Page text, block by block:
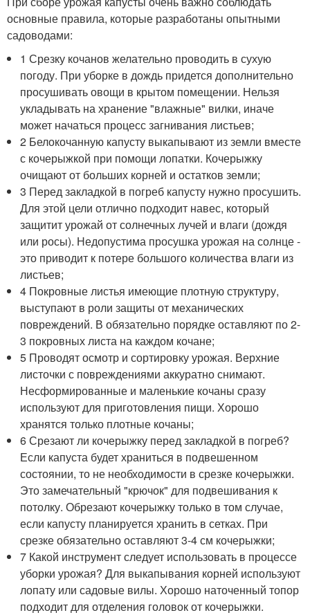
основные правила, которые разработаны опытными
садоводами:
1 Срезку кочанов желательно проводить в сухую
погоду. При уборке в дождь придется дополнительно
просушивать овощи в крытом помещении. Нельзя
укладывать на хранение "влажные" вилки, иначе
может начаться процесс загнивания листьев;
2 Белокочанную капусту выкапывают из земли вместе
с кочерыжкой при помощи лопатки. Кочерыжку
очищают от больших корней и остатков земли;
3 Перед закладкой в погреб капусту нужно просушить.
Для этой цели отлично подходит навес, который
защитит урожай от солнечных лучей и влаги (дождя
или росы). Недопустима просушка урожая на солнце -
это приводит к потере большого количества влаги из
листьев;
4 Покровные листья имеющие плотную структуру,
выступают в роли защиты от механических
повреждений. В обязательно порядке оставляют по 2-
3 покровных листа на каждом кочане;
5 Проводят осмотр и сортировку урожая. Верхние
листочки с повреждениями аккуратно снимают.
Несформированные и маленькие кочаны сразу
используют для приготовления пищи. Хорошо
хранятся только плотные кочаны;
6 Срезают ли кочерыжку перед закладкой в погреб?
Если капуста будет храниться в подвешенном
состоянии, то не необходимости в срезке кочерыжки.
Это замечательный "крючок" для подвешивания к
потолку. Обрезают кочерыжку только в том случае,
если капусту планируется хранить в сетках. При
срезке обязательно оставляют 3-4 см кочерыжки;
7 Какой инструмент следует использовать в процессе
уборки урожая? Для выкапывания корней используют
лопату или садовые вилы. Хорошо наточенный топор
подходит для отделения головок от кочерыжки.